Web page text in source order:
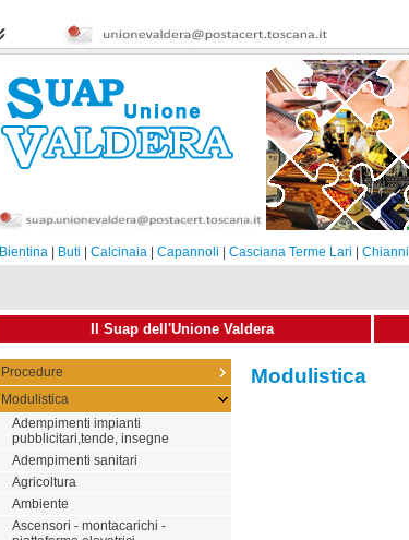
Bientina Buti Calcinaia Capannoli Casciana Terme Lari Chianni
Il Suap dell'Unione Valdera
Procedure
Modulistica
Adempimenti impianti
pubblicitari,tende, insegne
Adempimenti sanitari
Agricoltura
Ambiente
Ascensori - montacarichi -
Modulistica